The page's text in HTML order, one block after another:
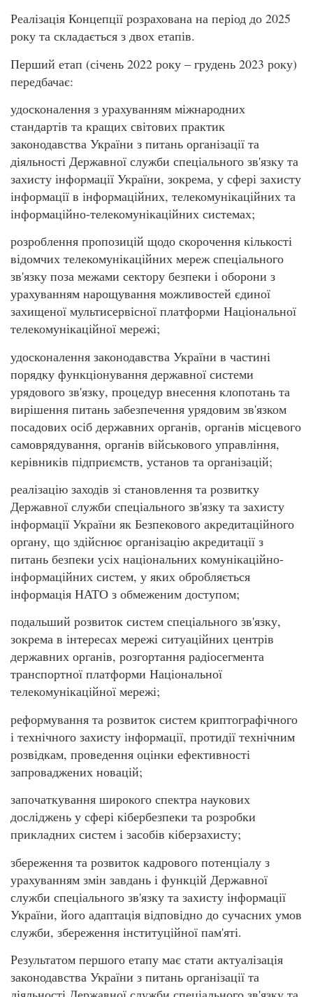
Реалізація Концепції розрахована на період до 2025
року та складається з двох етапів.
Перший етап (січень 2022 року – грудень 2023 року)
передбачає:
удосконалення з урахуванням міжнародних
стандартів та кращих світових практик
законодавства України з питань організації та
діяльності Державної служби спеціального зв'язку та
захисту інформації України, зокрема, у сфері захисту
інформації в інформаційних, телекомунікаційних та
інформаційно-телекомунікаційних системах;
розроблення пропозицій щодо скорочення кількості
відомчих телекомунікаційних мереж спеціального
зв'язку поза межами сектору безпеки і оборони з
урахуванням нарощування можливостей єдиної
захищеної мультисервісної платформи Національної
телекомунікаційної мережі;
удосконалення законодавства України в частині
порядку функціонування державної системи
урядового зв'язку, процедур внесення клопотань та
вирішення питань забезпечення урядовим зв'язком
посадових осіб державних органів, органів місцевого
самоврядування, органів військового управління,
керівників підприємств, установ та організацій;
реалізацію заходів зі становлення та розвитку
Державної служби спеціального зв'язку та захисту
інформації України як Безпекового акредитаційного
органу, що здійснює організацію акредитації з
питань безпеки усіх національних комунікаційно-
інформаційних систем, у яких обробляється
інформація НАТО з обмеженим доступом;
подальший розвиток систем спеціального зв'язку,
зокрема в інтересах мережі ситуаційних центрів
державних органів, розгортання радіосегмента
транспортної платформи Національної
телекомунікаційної мережі;
реформування та розвиток систем криптографічного
і технічного захисту інформації, протидії технічним
розвідкам, проведення оцінки ефективності
запроваджених новацій;
започаткування широкого спектра наукових
досліджень у сфері кібербезпеки та розробки
прикладних систем і засобів кіберзахисту;
збереження та розвиток кадрового потенціалу з
урахуванням змін завдань і функцій Державної
служби спеціального зв'язку та захисту інформації
України, його адаптація відповідно до сучасних умов
служби, збереження інституційної пам'яті.
Результатом першого етапу має стати актуалізація
законодавства України з питань організації та